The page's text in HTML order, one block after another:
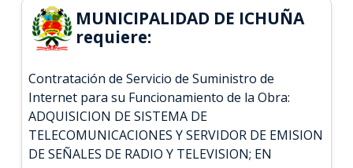
MUNICIPALIDAD DE ICHUÑA
requiere:
Contratación de Servicio de Suministro de
Internet para su Funcionamiento de la Obra:
ADQUISICION DE SISTEMA DE
TELECOMUNICACIONES Y SERVIDOR DE EMISION
DE SEÑALES DE RADIO Y TELEVISION; EN